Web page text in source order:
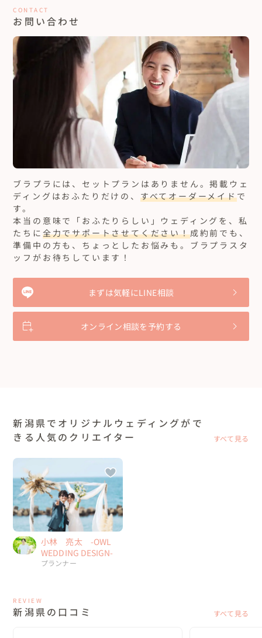
CONTACT
お問い合わせ
ブラプラには、セットプランはありません。掲載ウェ
ディングはおふたりだけの、 すべてオーダーメイドで
す。
本当の意味で「おふたりらしい」ウェディングを、私
たちに 全力でサポートさせてください！成約前でも、
準備中の方も、ちょっとしたお悩みも。ブラプラスタ
ッフがお待ちしています！
まずは気軽にLINE相談
オンライン相談を予約する
新潟県でオリジナルウェディングがで
きる人気のクリエイター
すべて見る
小林 亮太 -OWL
WEDDING DESIGN-
プランナー
REVIEW
新潟県の口コミ すべて見る